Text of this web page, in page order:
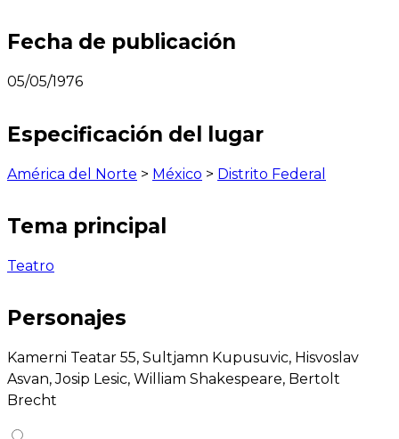
Fecha de publicación
05/05/1976
Especificación del lugar
América del Norte > México > Distrito Federal
Tema principal
Teatro
Personajes
Kamerni Teatar 55, Sultjamn Kupusuvic, Hisvoslav
Asvan, Josip Lesic, William Shakespeare, Bertolt
Brecht